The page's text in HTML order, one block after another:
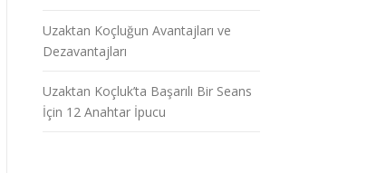
Uzaktan Koçluğun Avantajları ve
Dezavantajları
Uzaktan Koçluk’ta Başarılı Bir Seans
İçin 12 Anahtar İpucu